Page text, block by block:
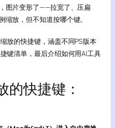
图片变形了——拉宽了、压扁
缩放，但不知道按哪个键。
放的快捷键，涵盖不同PS版本
键清单，最后介绍如何用AI工具
的快捷键：